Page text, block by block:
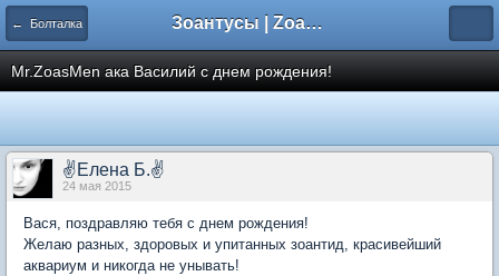
← Болталка Зоантусы | Zoasfan.ru
Mr.ZoasMen ака Василий с днем рождения!
✌Елена Б.✌
24 мая 2015
Вася, поздравляю тебя с днем рождения!
Желаю разных, здоровых и упитанных зоантид, красивейший
аквариум и никогда не унывать!